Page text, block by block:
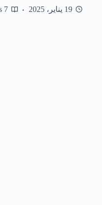
19 يناير، 2025 7 mins